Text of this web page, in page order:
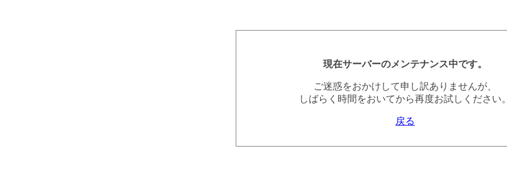
現在サーバーのメンテナンス中です。
ご迷惑をおかけして申し訳ありませんが、
しばらく時間をおいてから再度お試しください。
戻る